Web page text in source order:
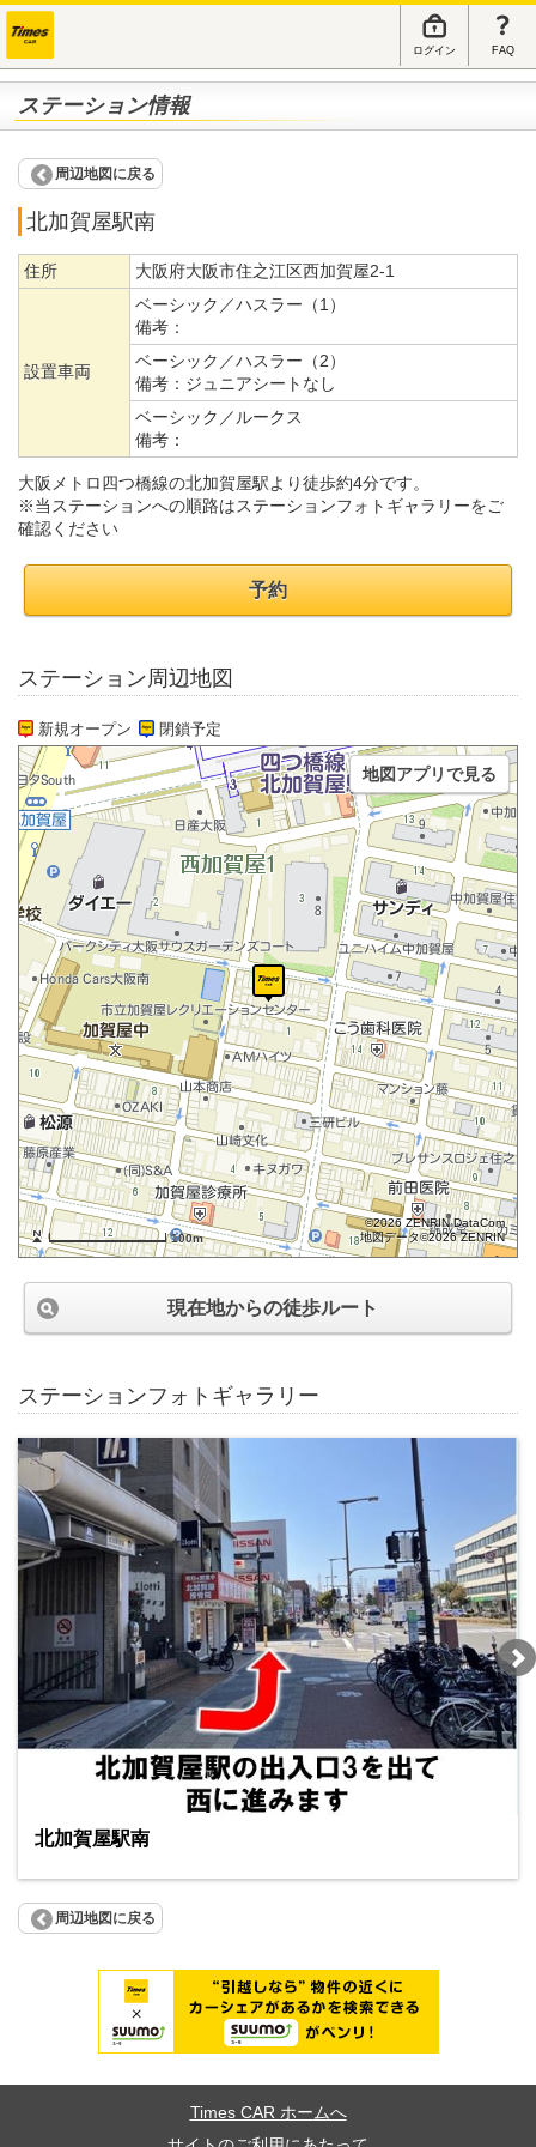
ログイン FAQ
ステーション情報
周辺地図に戻る
北加賀屋駅南
住所 大阪府大阪市住之江区西加賀屋2-1
設置車両
ベーシック／ハスラー（1）
備考：
ベーシック／ハスラー（2）
備考： ジュニアシートなし
ベーシック／ルークス
備考：
大阪メトロ四つ橋線の北加賀屋駅より徒歩約4分です。
※当ステーションへの順路はステーションフォトギャラリーをご
確認ください
予約
ステーション周辺地図
新規オープン 閉鎖予定
100m
©2026 ZENRIN DataCom
地図データ©2026 ZENRIN
地図アプリで見る
現在地からの徒歩ルート
ステーションフォトギャラリー
北加賀屋駅南
周辺地図に戻る
Times CAR ホームへ